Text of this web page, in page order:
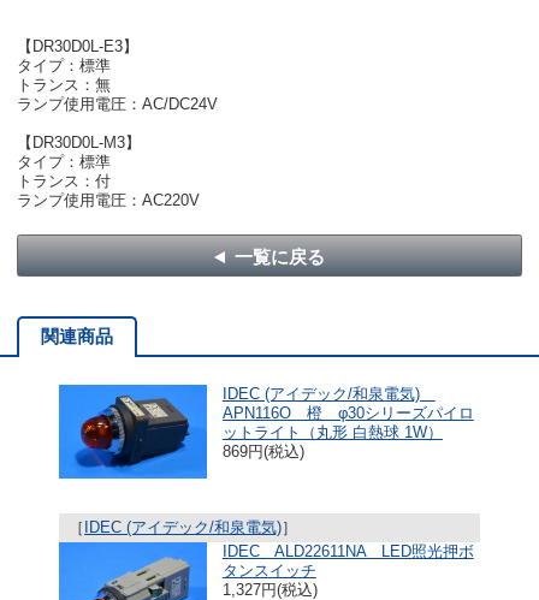
【DR30D0L-E3】
タイプ：標準
トランス：無
ランプ使用電圧：AC/DC24V
【DR30D0L-M3】
タイプ：標準
トランス：付
ランプ使用電圧：AC220V
一覧に戻る
関連商品
IDEC (アイデック/和泉電気)
APN116O 橙 φ30シリーズパイロ
ットライト（丸形 白熱球 1W）
869円(税込)
［ IDEC (アイデック/和泉電気)］
IDEC ALD22611NA LED照光押ボ
タンスイッチ
1,327円(税込)